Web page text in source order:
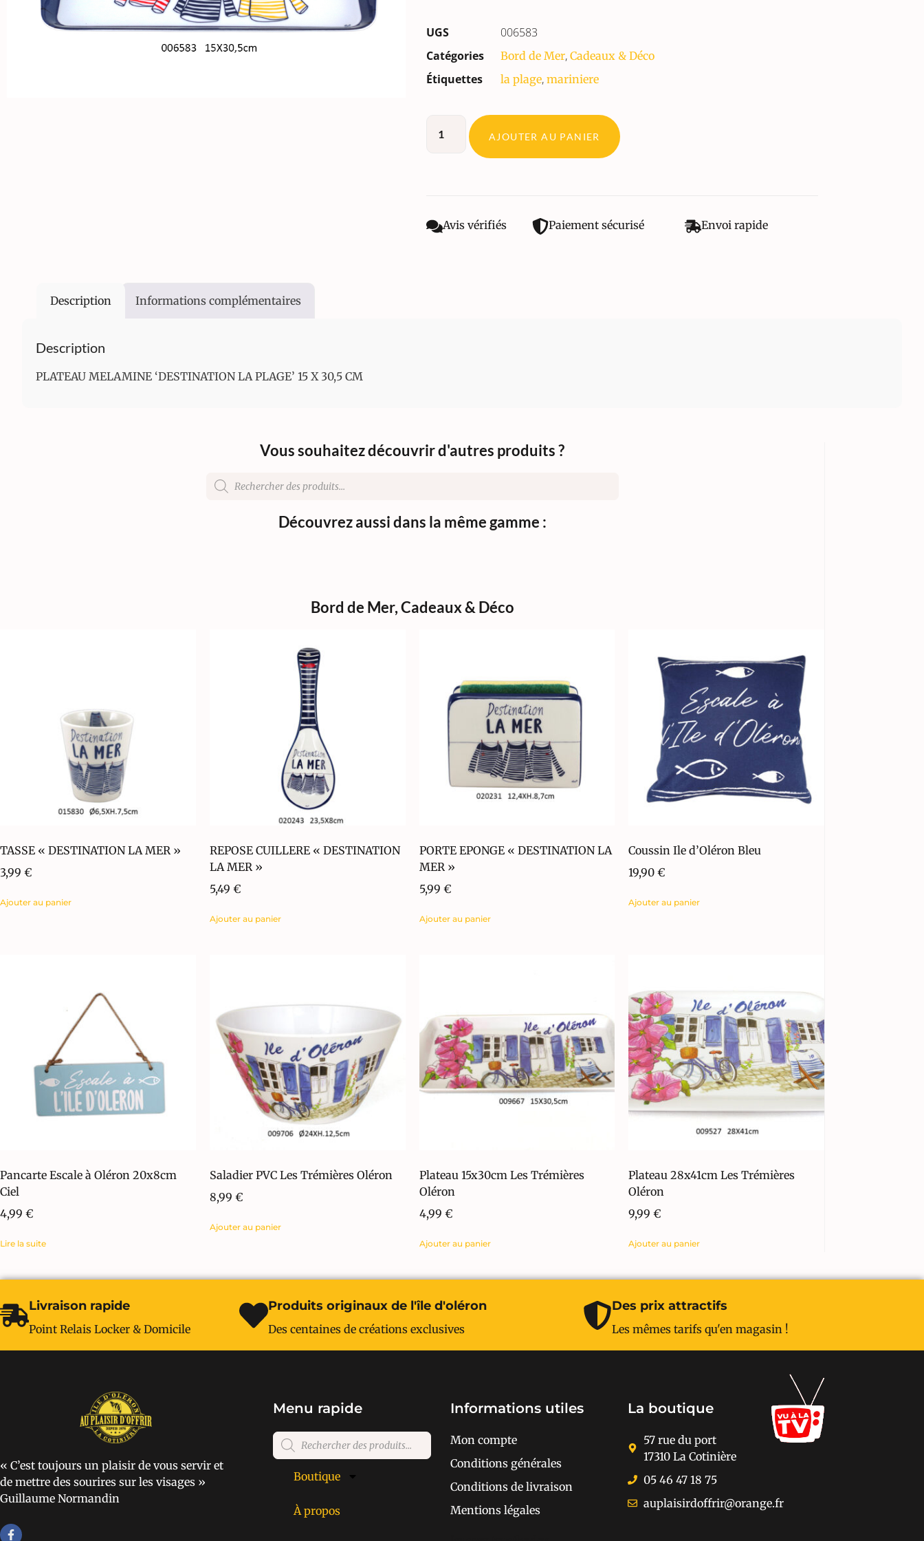
UGS
006583
Catégories
Bord de Mer, Cadeaux & Déco
Étiquettes la plage, mariniere
AJOUTER AU PANIER
Avis vérifiés Paiement sécurisé Envoi rapide
Description Informations complémentaires
Description
PLATEAU MELAMINE ‘DESTINATION LA PLAGE’ 15 X 30,5 CM
Vous souhaitez découvrir d'autres produits ?
Découvrez aussi dans la même gamme :
Bord de Mer,Cadeaux & Déco
TASSE « DESTINATION LA MER »
3,99 €
Ajouter au panier
REPOSE CUILLERE « DESTINATION
LA MER »
5,49 €
Ajouter au panier
PORTE EPONGE « DESTINATION LA
MER »
5,99 €
Ajouter au panier
Coussin Ile d’Oléron Bleu
19,90€
Ajouter au panier
Pancarte Escale à Oléron 20x8cm
Ciel
4,99 €
Lire la suite
Saladier PVC Les Trémières Oléron
8,99 €
Ajouter au panier
Plateau 15x30cm Les Trémières
Oléron
4,99 €
Ajouter au panier
Plateau 28x41cm Les Trémières
Oléron
9,99€
Ajouter au panier
Livraison rapide
Point Relais Locker & Domicile
Produits originaux de l'île d'oléron
Des centaines de créations exclusives
Des prix attractifs
Les mêmes tarifs qu'en magasin !
« C’est toujours un plaisir de vous servir et
de mettre des sourires sur les visages »
Guillaume Normandin
Menu rapide
Boutique
À propos
Informations utiles
Mon compte
Conditions générales
Conditions de livraison
Mentions légales
La boutique
57 rue du port
17310 La Cotinière
05 46 47 18 75
auplaisirdoffrir@orange.fr